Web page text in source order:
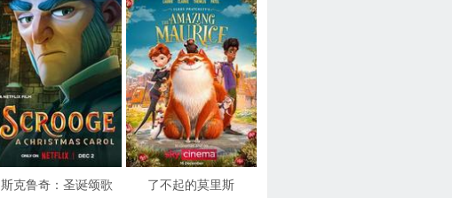
斯克鲁奇：圣诞颂歌 了不起的莫里斯